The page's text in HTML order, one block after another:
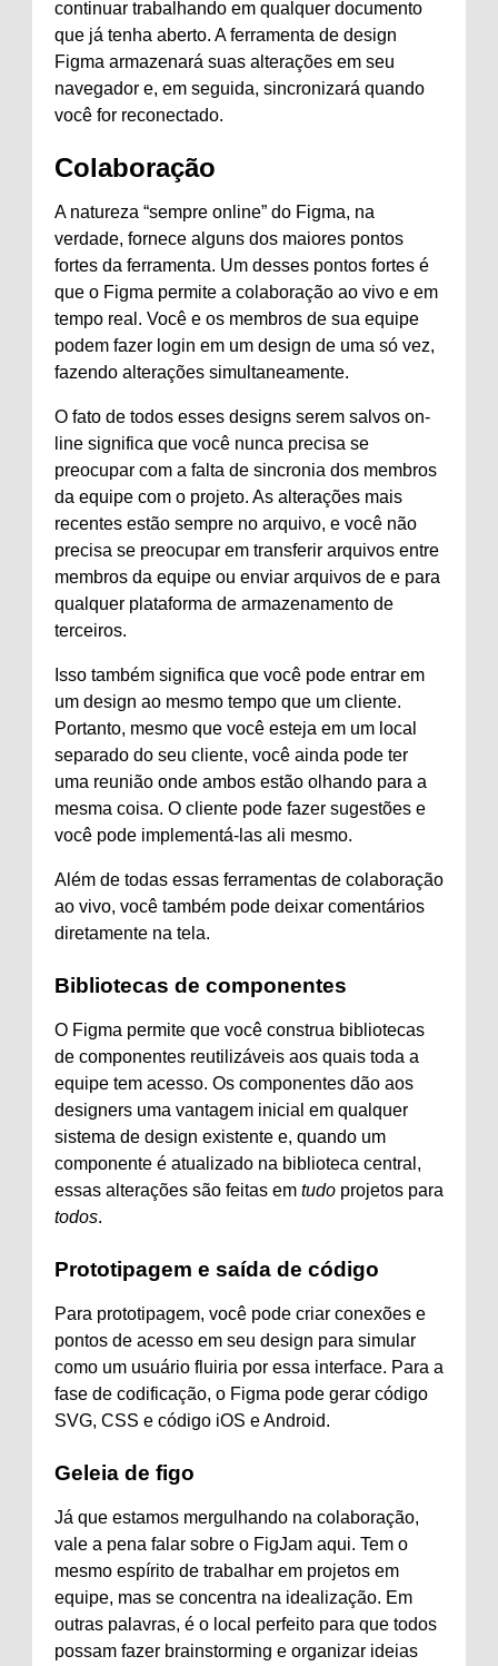
continuar trabalhando em qualquer documento
que já tenha aberto. A ferramenta de design
Figma armazenará suas alterações em seu
navegador e, em seguida, sincronizará quando
você for reconectado.
Colaboração
A natureza “sempre online” do Figma, na
verdade, fornece alguns dos maiores pontos
fortes da ferramenta. Um desses pontos fortes é
que o Figma permite a colaboração ao vivo e em
tempo real. Você e os membros de sua equipe
podem fazer login em um design de uma só vez,
fazendo alterações simultaneamente.
O fato de todos esses designs serem salvos on-
line significa que você nunca precisa se
preocupar com a falta de sincronia dos membros
da equipe com o projeto. As alterações mais
recentes estão sempre no arquivo, e você não
precisa se preocupar em transferir arquivos entre
membros da equipe ou enviar arquivos de e para
qualquer plataforma de armazenamento de
terceiros.
Isso também significa que você pode entrar em
um design ao mesmo tempo que um cliente.
Portanto, mesmo que você esteja em um local
separado do seu cliente, você ainda pode ter
uma reunião onde ambos estão olhando para a
mesma coisa. O cliente pode fazer sugestões e
você pode implementá-las ali mesmo.
Além de todas essas ferramentas de colaboração
ao vivo, você também pode deixar comentários
diretamente na tela.
Bibliotecas de componentes
O Figma permite que você construa bibliotecas
de componentes reutilizáveis ​​aos quais toda a
equipe tem acesso. Os componentes dão aos
designers uma vantagem inicial em qualquer
sistema de design existente e, quando um
componente é atualizado na biblioteca central,
essas alterações são feitas em tudo projetos para
todos.
Prototipagem e saída de código
Para prototipagem, você pode criar conexões e
pontos de acesso em seu design para simular
como um usuário fluiria por essa interface. Para a
fase de codificação, o Figma pode gerar código
SVG, CSS e código iOS e Android.
Geleia de figo
Já que estamos mergulhando na colaboração,
vale a pena falar sobre o FigJam aqui. Tem o
mesmo espírito de trabalhar em projetos em
equipe, mas se concentra na idealização. Em
outras palavras, é o local perfeito para que todos
possam fazer brainstorming e organizar ideias